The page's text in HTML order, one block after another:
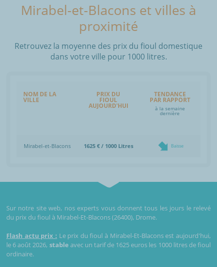
Mirabel-et-Blacons et villes à
proximité
Retrouvez la moyenne des prix du fioul domestique
dans votre ville pour 1000 litres.
NOM DE LA
VILLE
PRIX DU
FIOUL
AUJOURD'HUI
TENDANCE
PAR RAPPORT
à la semaine
dernière
Mirabel-et-Blacons 1625 € / 1000 Litres Baisse
Sur notre site web, nos experts vous donnent tous les jours le relevé
du prix du fioul à Mirabel-Et-Blacons (26400), Drome.
Flash actu prix : Le prix du fioul à Mirabel-Et-Blacons est aujourd'hui,
le 6 août 2026, stable avec un tarif de 1625 euros les 1000 litres de fioul
ordinaire.